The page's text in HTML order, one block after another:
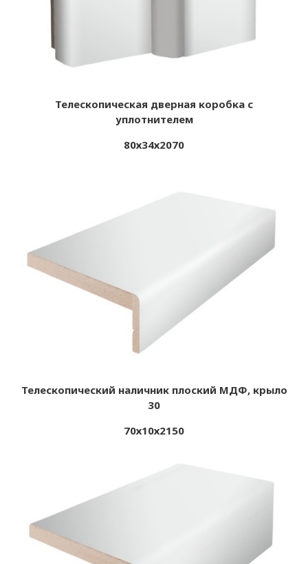
Телескопическая дверная коробка с
уплотнителем
80х34х2070
Телескопический наличник плоский МДФ, крыло
30
70х10х2150